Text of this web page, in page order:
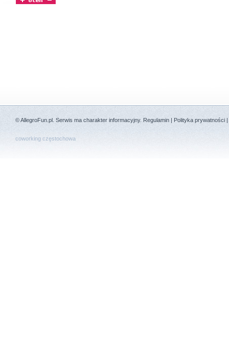
©AllegroFun.pl . Serwis ma charakter informacyjny. Regulamin | Polityka prywatności |
coworking częstochowa